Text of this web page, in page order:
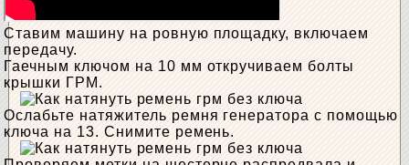
Ставим машину на ровную площадку, включаем
передачу.
Гаечным ключом на 10 мм откручиваем болты
крышки ГРМ.
Ослабьте натяжитель ремня генератора с помощью
ключа на 13. Снимите ремень.